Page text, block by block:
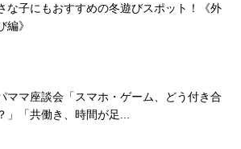
な子にもおすすめの冬遊びスポット！《外
編》
ママ座談会「スマホ・ゲーム、どう付き合
」「共働き、時間が足...